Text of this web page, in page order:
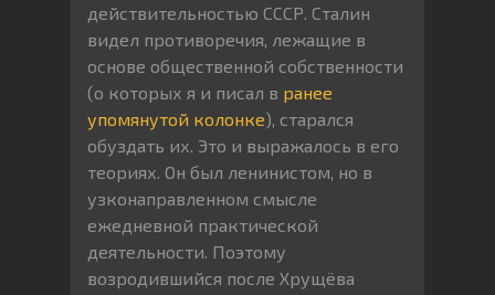
действительностью СССР. Сталин
видел противоречия, лежащие в
основе общественной собственности
(о которых я и писал в ранее
упомянутой колонке), старался
обуздать их. Это и выражалось в его
теориях. Он был ленинистом, но в
узконаправленном смысле
ежедневной практической
деятельности. Поэтому
возродившийся после Хрущёва